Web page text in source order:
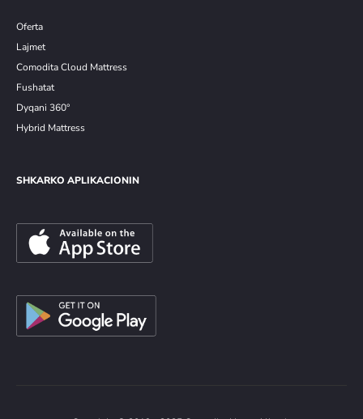
Oferta
Lajmet
Comodita Cloud Mattress
Fushatat
Dyqani 360°
Hybrid Mattress
SHKARKO APLIKACIONIN